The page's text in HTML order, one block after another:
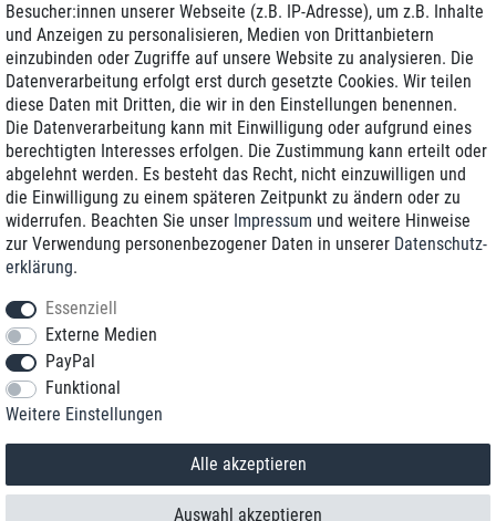
Zustellung am nächsten Werktag
Günstiger Versand
Generalüberholt mit Garantie
+49 8989 96160*
*Sie erreichen uns zum Ortstarif von Montag bis Freitag von 9 Uhr - 18 Uhr.
© 2018 TOP TEN Computervertrieb GmbH
Besucher:innen unserer Webseite (z.B. IP-Adresse), um z.B. Inhalte
und Anzeigen zu personalisieren, Medien von Drittanbietern
einzubinden oder Zugriffe auf unsere Website zu analysieren. Die
Datenverarbeitung erfolgt erst durch gesetzte Cookies. Wir teilen
diese Daten mit Dritten, die wir in den Einstellungen benennen.
Die Datenverarbeitung kann mit Einwilligung oder aufgrund eines
berechtigten Interesses erfolgen. Die Zustimmung kann erteilt oder
abgelehnt werden. Es besteht das Recht, nicht einzuwilligen und
die Einwilligung zu einem späteren Zeitpunkt zu ändern oder zu
widerrufen. Beachten Sie unser Impressum und weitere Hinweise
zur Verwendung personenbezogener Daten in unserer Daten­schutz­
erklärung.
Essenziell
Externe Medien
PayPal
Funktional
Weitere Einstellungen
Alle akzeptieren
Auswahl akzeptieren